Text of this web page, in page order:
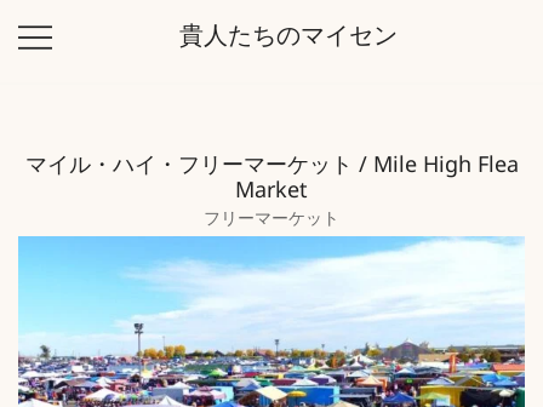
貴人たちのマイセン
マイル・ハイ・フリーマーケット / Mile High Flea
Market
フリーマーケット